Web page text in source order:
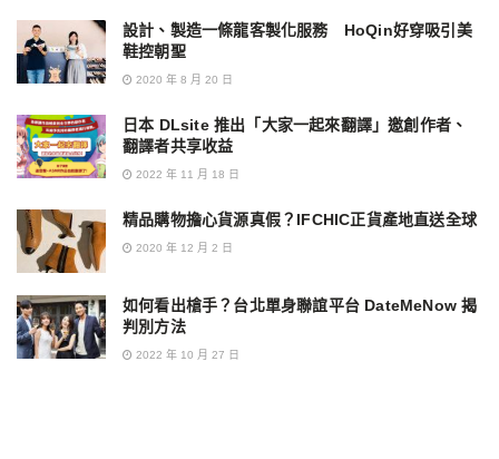
設計、製造一條龍客製化服務 HoQin好穿吸引美
鞋控朝聖
2020 年 8 月 20 日
日本 DLsite 推出「大家一起來翻譯」邀創作者、
翻譯者共享收益
2022 年 11 月 18 日
精品購物擔心貨源真假？IFCHIC正貨產地直送全球
2020 年 12 月 2 日
如何看出槍手？台北單身聯誼平台 DateMeNow 揭
判別方法
2022 年 10 月 27 日